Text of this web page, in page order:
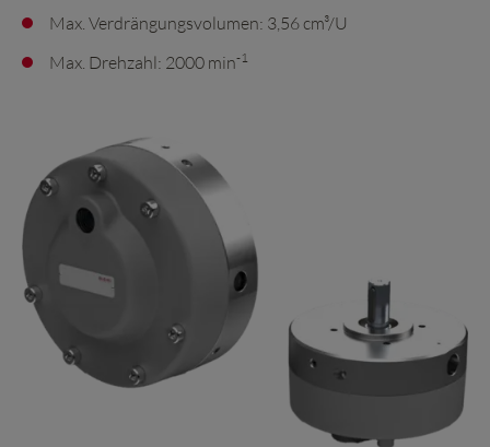
Max. Verdrängungsvolumen: 3,56 cm³/U
Max. Drehzahl: 2000 min-1